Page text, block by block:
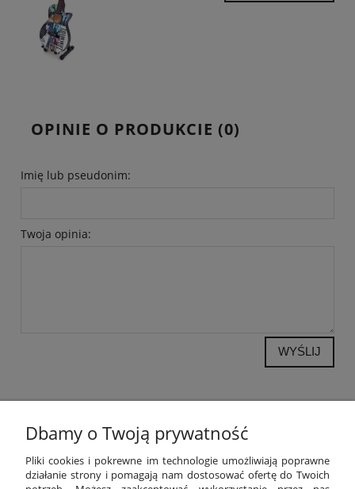
OPINIE O PRODUKCIE (0)
Imię lub pseudonim:
Twoja opinia:
WYŚLIJ
POMOC
Dbamy o Twoją prywatność
Pliki cookies i pokrewne im technologie umożliwiają poprawne
działanie strony i pomagają nam dostosować ofertę do Twoich